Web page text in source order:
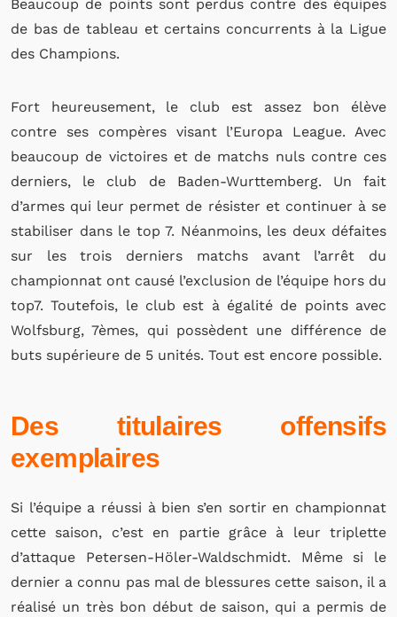
Beaucoup de points sont perdus contre des équipes
de bas de tableau et certains concurrents à la Ligue
des Champions.
Fort heureusement, le club est assez bon élève
contre ses compères visant l’Europa League. Avec
beaucoup de victoires et de matchs nuls contre ces
derniers, le club de Baden-Wurttemberg. Un fait
d’armes qui leur permet de résister et continuer à se
stabiliser dans le top 7. Néanmoins, les deux défaites
sur les trois derniers matchs avant l’arrêt du
championnat ont causé l’exclusion de l’équipe hors du
top7. Toutefois, le club est à égalité de points avec
Wolfsburg, 7èmes, qui possèdent une différence de
buts supérieure de 5 unités. Tout est encore possible.
Des titulaires offensifs
exemplaires
Si l’équipe a réussi à bien s’en sortir en championnat
cette saison, c’est en partie grâce à leur triplette
d’attaque Petersen-Höler-Waldschmidt. Même si le
dernier a connu pas mal de blessures cette saison, il a
réalisé un très bon début de saison, qui a permis de